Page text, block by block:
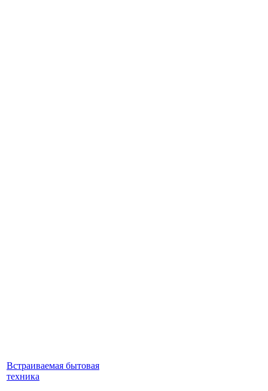
Встраиваемая бытовая
техника